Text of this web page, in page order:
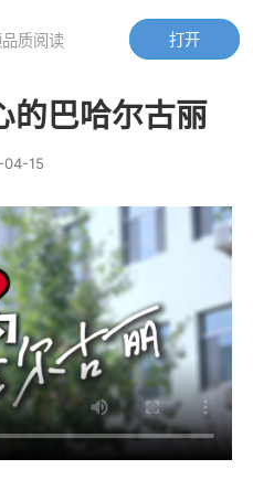
的巴哈尔古丽
15
打开
质阅读